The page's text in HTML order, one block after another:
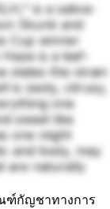
is a sativa-
Skunk and
Cup winner
is a kief-
states this strain
is zesty, citrusy,
one
sweet like
one might
and lively, may
are naturally
ฑ์กัญชาทางการ